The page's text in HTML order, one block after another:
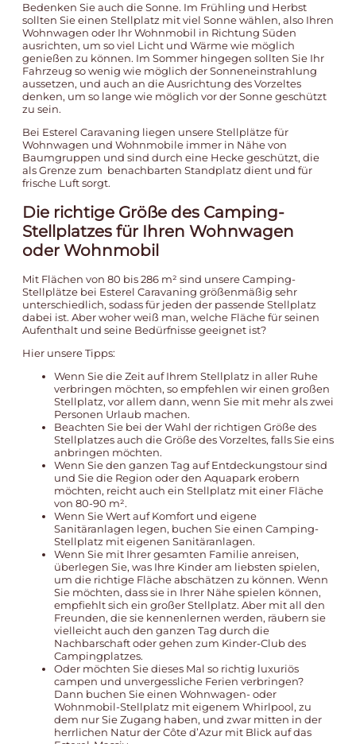
Bedenken Sie auch die Sonne. Im Frühling und Herbst
sollten Sie einen Stellplatz mit viel Sonne wählen, also Ihren
Wohnwagen oder Ihr Wohnmobil in Richtung Süden
ausrichten, um so viel Licht und Wärme wie möglich
genießen zu können. Im Sommer hingegen sollten Sie Ihr
Fahrzeug so wenig wie möglich der Sonneneinstrahlung
aussetzen, und auch an die Ausrichtung des Vorzeltes
denken, um so lange wie möglich vor der Sonne geschützt
zu sein.
Bei Esterel Caravaning liegen unsere Stellplätze für
Wohnwagen und Wohnmobile immer in Nähe von
Baumgruppen und sind durch eine Hecke geschützt, die
als Grenze zum benachbarten Standplatz dient und für
frische Luft sorgt.
Die richtige Größe des Camping-
Stellplatzes für Ihren Wohnwagen
oder Wohnmobil
Mit Flächen von 80 bis 286 m² sind unsere Camping-
Stellplätze bei Esterel Caravaning größenmäßig sehr
unterschiedlich, sodass für jeden der passende Stellplatz
dabei ist. Aber woher weiß man, welche Fläche für seinen
Aufenthalt und seine Bedürfnisse geeignet ist?
Hier unsere Tipps:
Wenn Sie die Zeit auf Ihrem Stellplatz in aller Ruhe
verbringen möchten, so empfehlen wir einen großen
Stellplatz, vor allem dann, wenn Sie mit mehr als zwei
Personen Urlaub machen.
Beachten Sie bei der Wahl der richtigen Größe des
Stellplatzes auch die Größe des Vorzeltes, falls Sie eins
anbringen möchten.
Wenn Sie den ganzen Tag auf Entdeckungstour sind
und Sie die Region oder den Aquapark erobern
möchten, reicht auch ein Stellplatz mit einer Fläche
von 80-90 m².
Wenn Sie Wert auf Komfort und eigene
Sanitäranlagen legen, buchen Sie einen Camping-
Stellplatz mit eigenen Sanitäranlagen.
Wenn Sie mit Ihrer gesamten Familie anreisen,
überlegen Sie, was Ihre Kinder am liebsten spielen,
um die richtige Fläche abschätzen zu können. Wenn
Sie möchten, dass sie in Ihrer Nähe spielen können,
empfiehlt sich ein großer Stellplatz. Aber mit all den
Freunden, die sie kennenlernen werden, räubern sie
vielleicht auch den ganzen Tag durch die
Nachbarschaft oder gehen zum Kinder-Club des
Campingplatzes.
Oder möchten Sie dieses Mal so richtig luxuriös
campen und unvergessliche Ferien verbringen?
Dann buchen Sie einen Wohnwagen- oder
Wohnmobil-Stellplatz mit eigenem Whirlpool, zu
dem nur Sie Zugang haben, und zwar mitten in der
herrlichen Natur der Côte d’Azur mit Blick auf das